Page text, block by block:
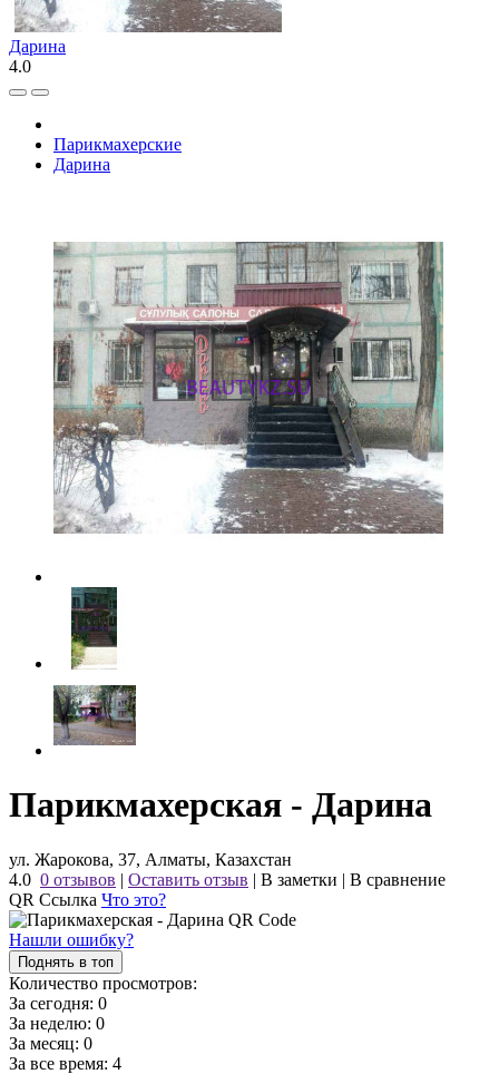
Дарина
4.0
Парикмахерские
Дарина
Парикмахерская - Дарина
ул. Жарокова, 37, Алматы, Казахстан
4.0 0 отзывов | Оставить отзыв | В заметки | В сравнение
QR Ссылка Что это?
Нашли ошибку?
Поднять в топ
Количество просмотров:
За сегодня: 0
За неделю: 0
За месяц: 0
За все время: 4